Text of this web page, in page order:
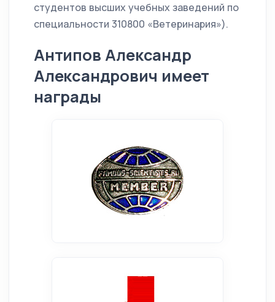
студентов высших учебных заведений по
специальности 310800 «Ветеринария»).
Антипов Александр
Александрович имеет
награды